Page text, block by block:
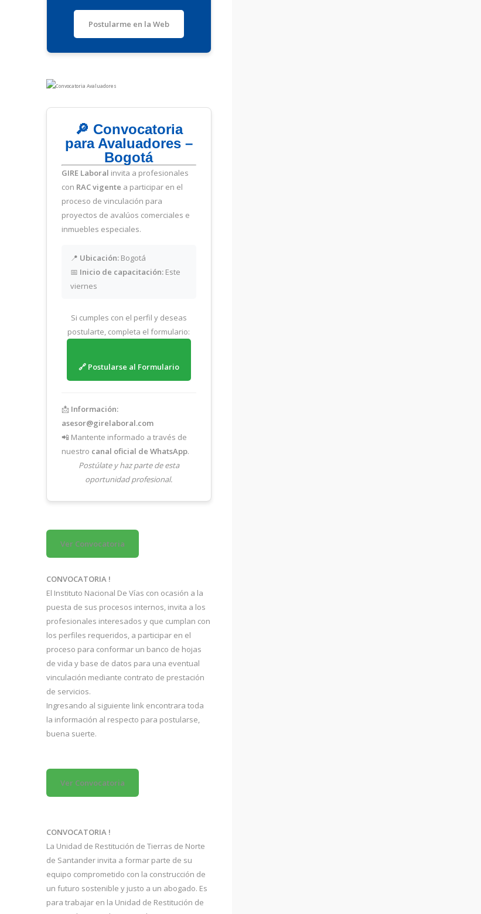
Postularme en la Web
🔎 Convocatoria
para Avaluadores –
Bogotá
GIRE Laboral invita a profesionales
con RAC vigente a participar en el
proceso de vinculación para
proyectos de avalúos comerciales e
inmuebles especiales.
📍 Ubicación: Bogotá
📅 Inicio de capacitación: Este
viernes
Si cumples con el perfil y deseas
postularte, completa el formulario:
🔗 Postularse al Formulario
📩 Información:
asesor@girelaboral.com
📲 Mantente informado a través de
nuestro canal oficial de WhatsApp.
Postúlate y haz parte de esta
oportunidad profesional.
Ver Convocatoria
CONVOCATORIA !
El Instituto Nacional De Vías con ocasión a la
puesta de sus procesos internos, invita a los
profesionales interesados y que cumplan con
los perfiles requeridos, a participar en el
proceso para conformar un banco de hojas
de vida y base de datos para una eventual
vinculación mediante contrato de prestación
de servicios.
Ingresando al siguiente link encontrara toda
la información al respecto para postularse,
buena suerte.
Ver Convocatoria
CONVOCATORIA !
La Unidad de Restitución de Tierras de Norte
de Santander invita a formar parte de su
equipo comprometido con la construcción de
un futuro sostenible y justo a un abogado. Es
para trabajar en la Unidad de Restitución de